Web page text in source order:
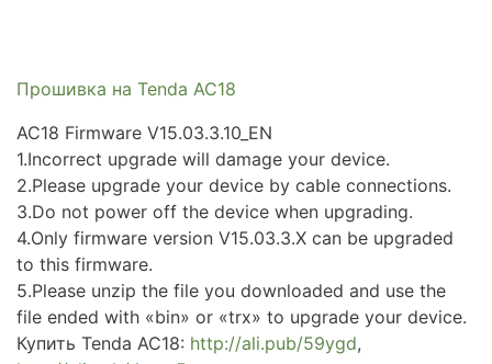
Прошивка на Tenda AC18
AC18 Firmware V15.03.3.10_EN
1.Incorrect upgrade will damage your device.
2.Please upgrade your device by cable connections.
3.Do not power off the device when upgrading.
4.Only firmware version V15.03.3.X can be upgraded
to this firmware.
5.Please unzip the file you downloaded and use the
file ended with «bin» or «trx» to upgrade your device.
Купить Tenda AC18: http://ali.pub/59ygd,